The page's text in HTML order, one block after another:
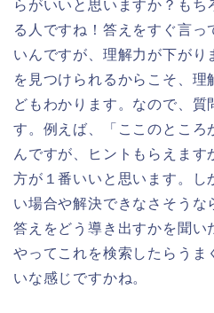
らがいいと思いますか？もち
る人ですね！答えをすぐ言っ
いんですが、理解力が下がり
を見つけられるからこそ、理
どもわかります。なので、質
す。例えば、「ここのところ
んですが、ヒントもらえます
方が１番いいと思います。し
い場合や解決できなさそうな
答えをどう導き出すかを聞い
やってこれを検索したらうま
いな感じですかね。